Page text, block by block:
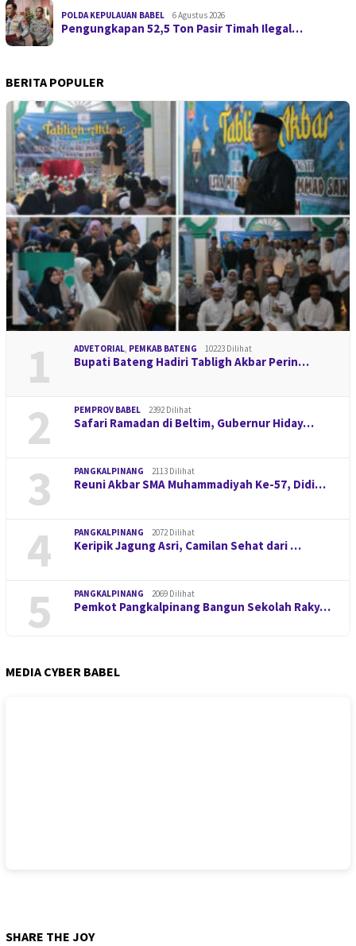
POLDA KEPULAUAN BABEL 6 Agustus 2026
Pengungkapan 52,5 Ton Pasir Timah Ilegal…
BERITA POPULER
1 ADVETORIAL, PEMKAB BATENG 10223 Dilihat
Bupati Bateng Hadiri Tabligh Akbar Perin…
2 PEMPROV BABEL 2392 Dilihat
Safari Ramadan di Beltim, Gubernur Hiday…
3 PANGKALPINANG 2113 Dilihat
Reuni Akbar SMA Muhammadiyah Ke-57, Didi…
4 PANGKALPINANG 2072 Dilihat
Keripik Jagung Asri, Camilan Sehat dari …
5 PANGKALPINANG 2069 Dilihat
Pemkot Pangkalpinang Bangun Sekolah Raky…
MEDIA CYBER BABEL
SHARE THE JOY